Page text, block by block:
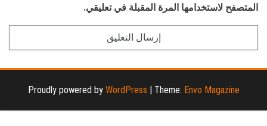
المتصفح لاستخدامها المرة المقبلة في تعليقي.
Proudly powered by WordPress | Theme: Envo Magazine